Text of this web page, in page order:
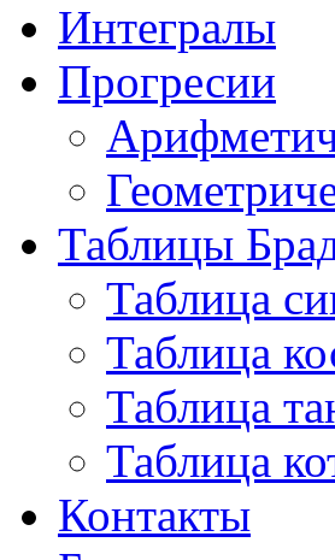
Интегралы
Прогресии
Таблицы
Таблица
Таблица
Таблица
Таблица
Контакты